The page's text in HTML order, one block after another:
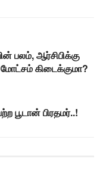
பலம், ஆர்சிபிக்கு
கிடைக்குமா?
பூடான் பிரதமர்..!